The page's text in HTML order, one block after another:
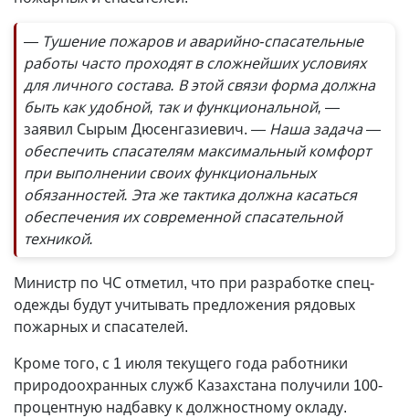
— Тушение пожаров и аварийно-спасательные
работы часто проходят в сложнейших условиях
для личного состава. В этой связи форма должна
быть как удобной, так и функциональной, —
заявил Сырым Дюсенгазиевич. — Наша задача —
обеспечить спасателям максимальный комфорт
при выполнении своих функциональных
обязанностей. Эта же тактика должна касаться
обеспечения их современной спасательной
техникой.
Министр по ЧС отметил, что при разработке спец­
одежды будут учитывать предложения рядовых
пожарных и спасателей.
Кроме того, с 1 июля текущего года работники
природоохранных служб Казахстана получили 100-
процентную надбавку к должностному окладу.